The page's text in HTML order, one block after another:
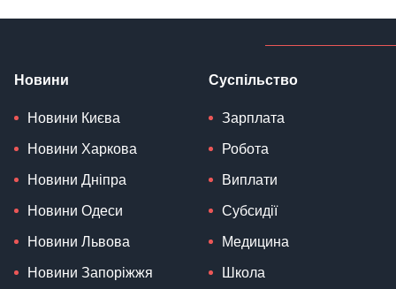
Новини
Новини Києва
Новини Харкова
Новини Дніпра
Новини Одеси
Новини Львова
Новини Запоріжжя
Суспільство
Зарплата
Робота
Виплати
Субсидії
Медицина
Школа